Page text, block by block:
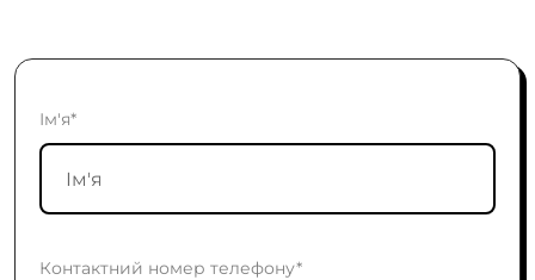
Ім'я*
Контактний номер телефону*